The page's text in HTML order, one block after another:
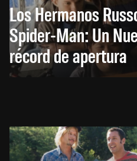
Los Hermanos
Spider-Man: Un
récord de apertura